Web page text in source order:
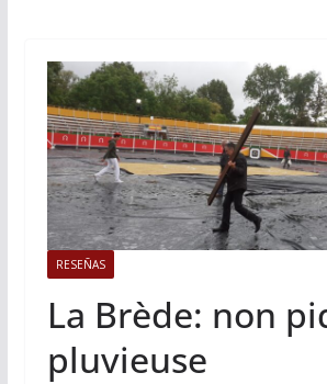
RESEÑAS
La Brède: non
pluvieuse